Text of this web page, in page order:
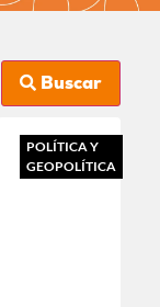
Buscar
POLÍTICA Y
GEOPOLÍTICA